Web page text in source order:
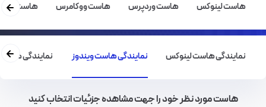
هاست لینوکس هاست وردپرس هاست ووکامرس هاست
نمایندگی هاست لینوکس نمایندگی هاست ویندوز نمایندگی
هاست مورد نظر خود را جهت مشاهده جزئیات انتخاب کنید